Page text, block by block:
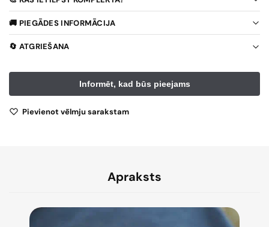
🚚 PIEGĀDES INFORMĀCIJA
🔄 ATGRIEŠANA
Pievienot vēlmju sarakstam
Apraksts